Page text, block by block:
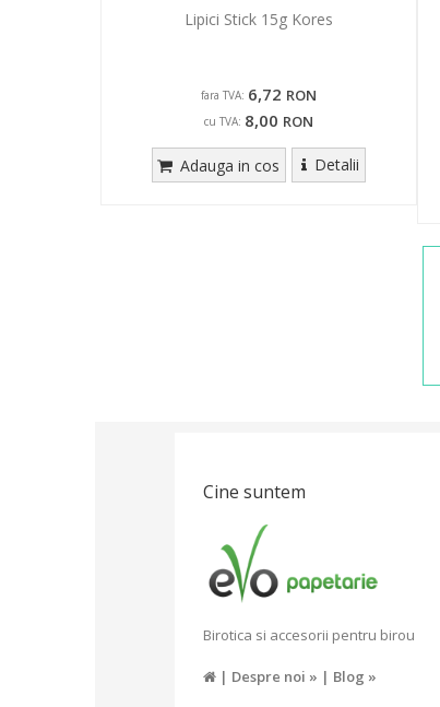
Lipici Stick 15g Kores
fara TVA: 6,72 RON
cu TVA: 8,00 RON
Adauga in cos Detalii
Cine suntem
Birotica si accesorii pentru birou
| Despre noi » | Blog »